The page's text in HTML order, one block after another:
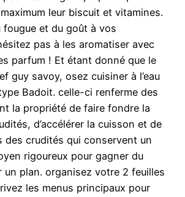
leur biscuit et vitamines.
et du goût à vos
pas à les aromatiser avec
parfum ! Et étant donné que le
guy savoy, osez cuisiner à l’eau
Badoit. celle-ci renferme des
la propriété de faire fondre la
d’accélérer la cuisson et de
des crudités qui conservent un
rigoureux pour gagner du
un plan. organisez votre 2 feuilles
les menus principaux pour